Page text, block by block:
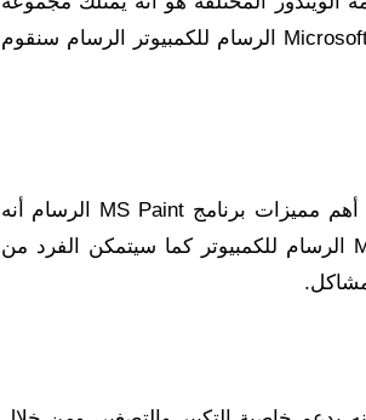
مختلفة وكبيرة من المميزات، وقبل الشروع في ذكر طريقة استخدام برنامج Microsoft Paint الرسام للكمبيوتر الرسام سنقوم
من اسم البرنامج تعرف خدمته الأساسية وهو مساعدة المستخدم على الرسم، من أهم مميزات برنامج MS Paint الرسام أنه
يقدم أدوات رسم مختلفة للغاية وتشبه الواقع إلى حد كبير، برنامج Microsoft Paint الرسام للكمبيوتر كما سيتمكن الفرد من
مشاكل.